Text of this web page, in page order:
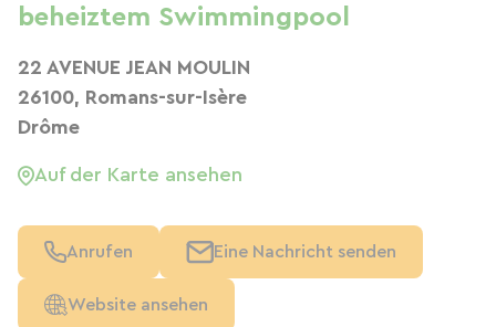
beheiztem Swimmingpool
22 AVENUE JEAN MOULIN
26100, Romans-sur-Isère
Drôme
Auf der Karte ansehen
Anrufen Eine Nachricht senden
Website ansehen